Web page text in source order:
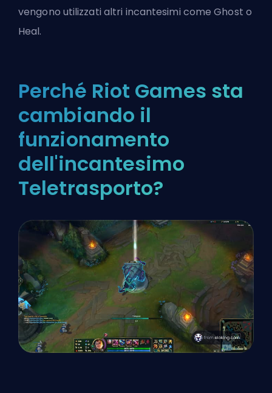
vengono utilizzati altri incantesimi come Ghost o
Heal.
Perché Riot Games sta
cambiando il
funzionamento
dell'incantesimo
Teletrasporto?